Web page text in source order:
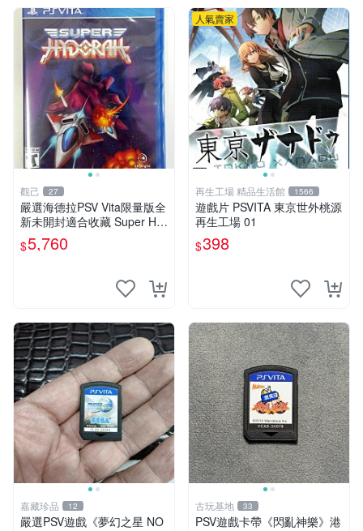
觀己 27
嚴選海德拉PSV Vita限量版全
新未開封適合收藏 Super Hy
dorah 大型遊戲機 未拆封 PS
Vita 游戲盒 限量發行 PSV 測
$5,760
人氣賣家
再生工場 精品生活館 1566
遊戲片 PSVITA 東京世外桃源
再生工場 01
$398
嘉藏珍品 12
嚴選PSV遊戲《夢幻之星 NO
古玩基地 33
PSV遊戲卡帶《閃亂神樂》港